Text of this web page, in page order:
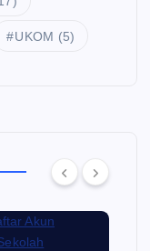
UKOM (5)